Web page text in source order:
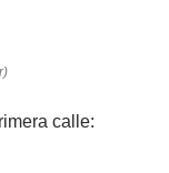
calle: